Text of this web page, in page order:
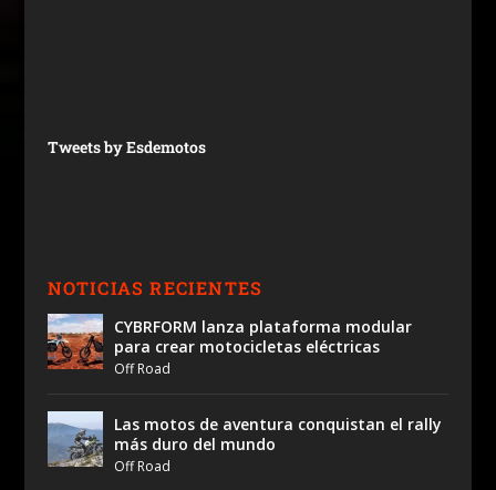
Tweets by Esdemotos
NOTICIAS RECIENTES
CYBRFORM lanza plataforma modular
para crear motocicletas eléctricas
Off Road
Las motos de aventura conquistan el rally
más duro del mundo
Off Road